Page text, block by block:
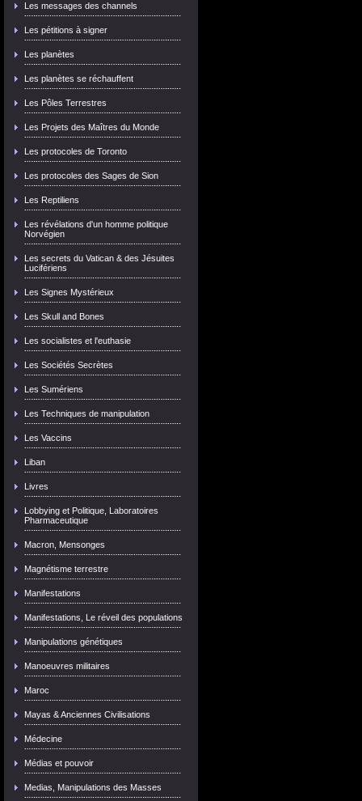
Les messages des channels
Les pétitions à signer
Les planètes
Les planètes se réchauffent
Les Pôles Terrestres
Les Projets des Maîtres du Monde
Les protocoles de Toronto
Les protocoles des Sages de Sion
Les Reptiliens
Les révélations d'un homme politique
Norvégien
Les secrets du Vatican & des Jésuites
Lucifériens
Les Signes Mystérieux
Les Skull and Bones
Les socialistes et l'euthasie
Les Sociétés Secrètes
Les Sumériens
Les Techniques de manipulation
Les Vaccins
Liban
Livres
Lobbying et Politique, Laboratoires
Pharmaceutique
Macron, Mensonges
Magnétisme terrestre
Manifestations
Manifestations, Le réveil des populations
Manipulations génétiques
Manoeuvres militaires
Maroc
Mayas & Anciennes Civilisations
Médecine
Médias et pouvoir
Medias, Manipulations des Masses